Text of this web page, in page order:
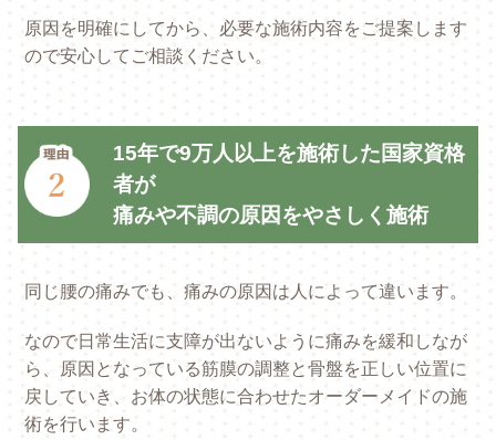
原因を明確にしてから、必要な施術内容をご提案します
ので安心してご相談ください。
15年で9万人以上を施術した国家資格
者が
痛みや不調の原因をやさしく施術
同じ腰の痛みでも、痛みの原因は人によって違います。
なので日常生活に支障が出ないように痛みを緩和しなが
ら、原因となっている筋膜の調整と骨盤を正しい位置に
戻していき、お体の状態に合わせたオーダーメイドの施
術を行います。